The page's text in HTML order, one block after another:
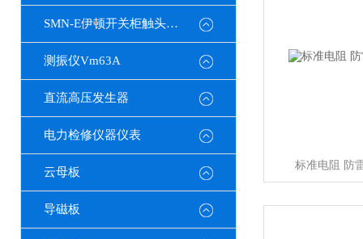
SMN-E伊顿开关柜触头夹紧力检测仪
测振仪Vm63A
直流高压发生器
电力检修仪器仪表
云母板
导磁板
标准电阻 防